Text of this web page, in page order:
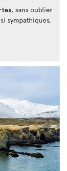
, sans oublier
sympathiques,